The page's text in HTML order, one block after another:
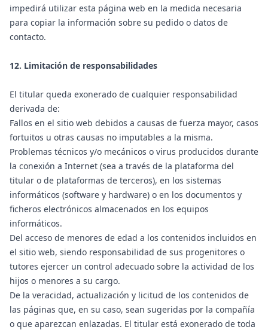
impedirá utilizar esta página web en la medida necesaria
para copiar la información sobre su pedido o datos de
contacto.
12. Limitación de responsabilidades
El titular queda exonerado de cualquier responsabilidad
derivada de:
Fallos en el sitio web debidos a causas de fuerza mayor, casos
fortuitos u otras causas no imputables a la misma.
Problemas técnicos y/o mecánicos o virus producidos durante
la conexión a Internet (sea a través de la plataforma del
titular o de plataformas de terceros), en los sistemas
informáticos (software y hardware) o en los documentos y
ficheros electrónicos almacenados en los equipos
informáticos.
Del acceso de menores de edad a los contenidos incluidos en
el sitio web, siendo responsabilidad de sus progenitores o
tutores ejercer un control adecuado sobre la actividad de los
hijos o menores a su cargo.
De la veracidad, actualización y licitud de los contenidos de
las páginas que, en su caso, sean sugeridas por la compañía
o que aparezcan enlazadas. El titular está exonerado de toda